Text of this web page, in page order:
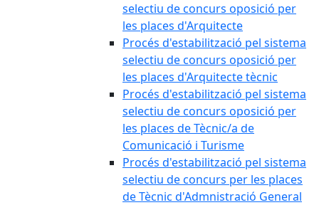
selectiu de concurs oposició per
les places d'Arquitecte
Procés d'estabilització pel sistema
selectiu de concurs oposició per
les places d'Arquitecte tècnic
Procés d'estabilització pel sistema
selectiu de concurs oposició per
les places de Tècnic/a de
Comunicació i Turisme
Procés d'estabilització pel sistema
selectiu de concurs per les places
de Tècnic d'Admnistració General